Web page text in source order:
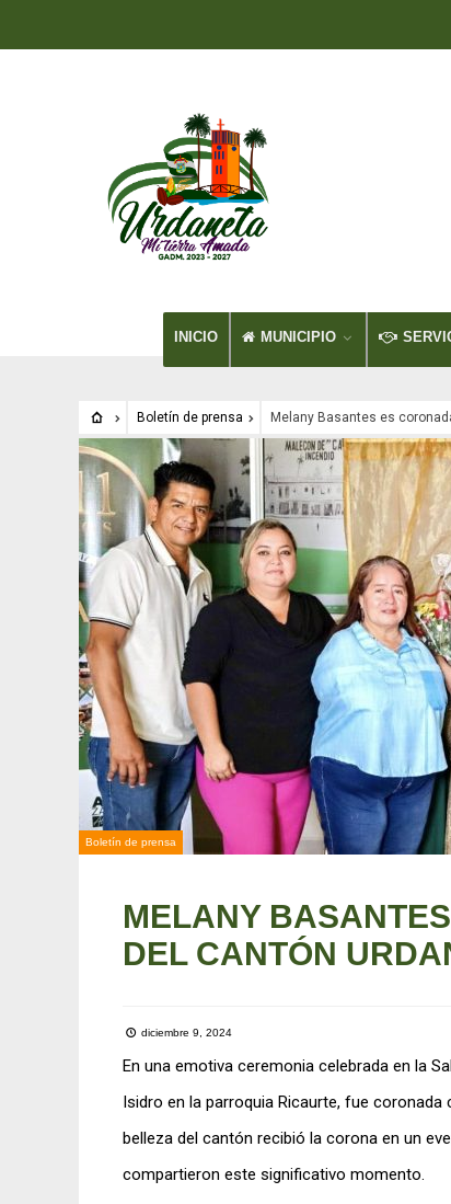
INICIO MUNICIPIO
Boletín de prensa Melany Basantes es
Boletín de prensa
MELANY
DEL CANTÓN
diciembre 9, 2024
En una emotiva ceremonia celebrada en la
Isidro en la parroquia Ricaurte, fue
belleza del cantón recibió la corona en un
compartieron este significativo momento.